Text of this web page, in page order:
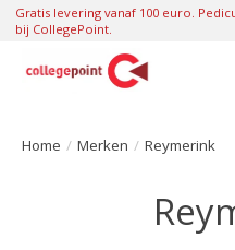
Gratis levering vanaf 100 euro.
bij CollegePoint.
Home / Merken / Reymerink